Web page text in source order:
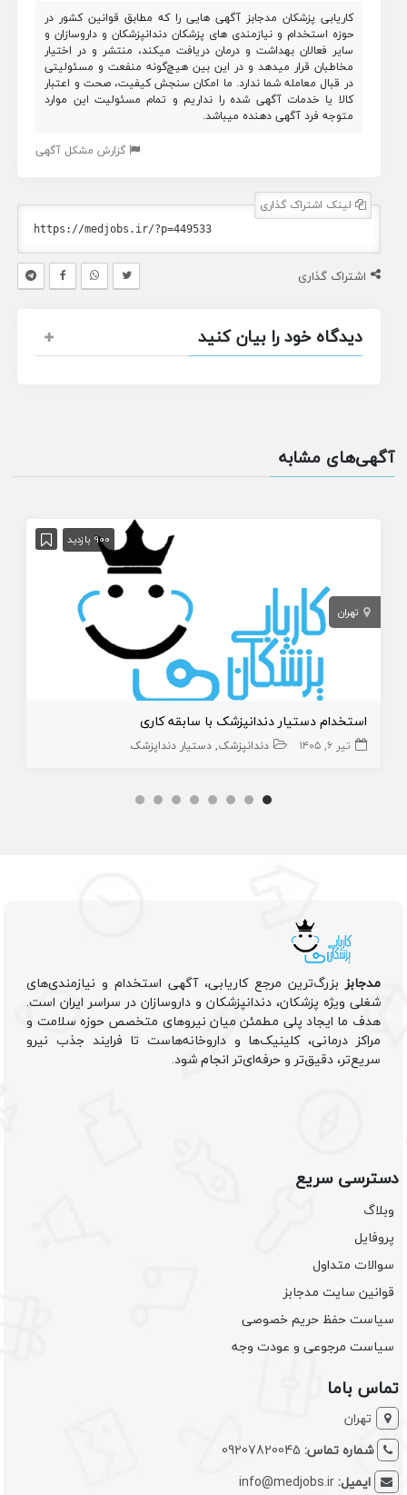
کاریابی پزشکان مدجابز آگهی هایی را که مطابق قوانین کشور در
حوزه استخدام و نیازمندی های پزشکان دندانپزشکان و داروسازان و
سایر فعالان بهداشت و درمان دریافت میکند، منتشر و در اختیار
مخاطبان قرار میدهد و در این بین هیچ‌گونه منفعت و مسئولیتی
در قبال معامله شما ندارد. ما امکان سنجش کیفیت، صحت و اعتبار
کالا یا خدمات آگهی شده را نداریم و تمام مسئولیت این موارد
متوجه فرد آگهی دهنده میباشد.
گزارش مشکل آگهی
لینک اشتراک گذاری
اشتراک گذاری
دیدگاه خود را بیان کنید
آگهی‌های مشابه
900 بازدید
تهران
استخدام دستیار دندانپزشک با سابقه کاری
تیر ۶, ۱۴۰۵ دندانپزشک دستیار دنداپزشک
مدجابزبزرگ‌ترین مرجع کاریابی، آگهی استخدام و نیازمندی‌های
شغلی ویژه پزشکان، دندانپزشکان و داروسازان در سراسر ایران است.
هدف ما ایجاد پلی مطمئن میان نیروهای متخصص حوزه سلامت و
مراکز درمانی، کلینیک‌ها و داروخانه‌هاست تا فرایند جذب نیرو
سریع‌تر، دقیق‌تر و حرفه‌ای‌تر انجام شود.
دسترسی سریع
وبلاگ
پروفایل
سوالات متداول
قوانین سایت مدجابز
سیاست حفظ حریم خصوصی
سیاست مرجوعی و عودت وجه
تماس باما
تهران
شماره تماس: 09207820045
ایمیل:info@medjobs.ir